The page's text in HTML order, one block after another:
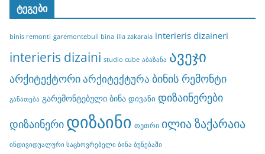
ტეგები
binis remonti garemontebuli bina ilia zakaraia interieris dizaineri
interieris dizaini studio cube აბაზანა ავეჯი
არქიტექტორიარქიტექტურა ბინის რემონტი
განათება გარემონტებული ბინა დივანი დიზაინერები
დიზაინერი დიზაინი თეთრი ილია ზაქარაია
ინდივიდუალური საცხოვრებელი ბინა ბუნებაში